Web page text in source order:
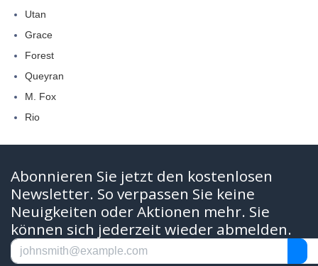
Utan
Grace
Forest
Queyran
M. Fox
Rio
Abonnieren Sie jetzt den kostenlosen
Newsletter. So verpassen Sie keine
Neuigkeiten oder Aktionen mehr. Sie
können sich jederzeit wieder abmelden.